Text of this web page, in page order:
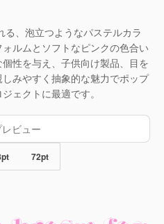
、泡立つようなパステルカラ
ルムとソフトなピンクの色合い
性を与え、子供向け製品、目を
みやすく抽象的な魅力でポップ
ェクトに最適です。
pt 72pt